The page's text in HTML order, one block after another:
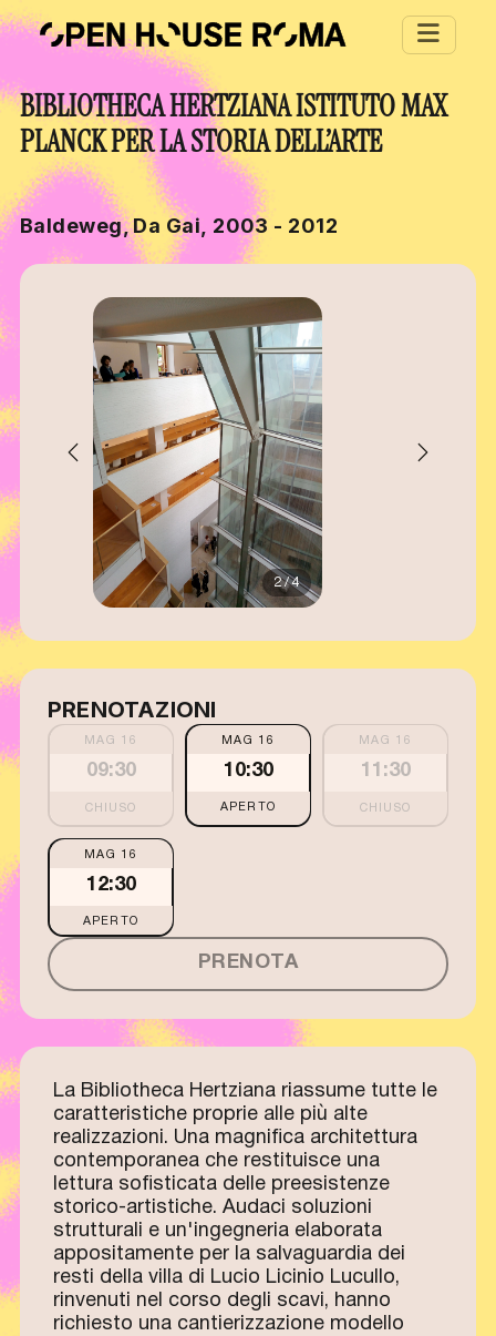
Salta al contenuto principale
BIBLIOTHECA HERTZIANA ISTITUTO MAX
PLANCK PER LA STORIA DELL’ARTE
Baldeweg, Da Gai, 2003 - 2012
2 / 4
PRENOTAZIONI
MAG 16
09:30
MAG 16
10:30
APERTO
MAG 16
11:30
MAG 16
12:30
APERTO
PRENOTA
La Bibliotheca Hertziana riassume tutte le
caratteristiche proprie alle più alte
realizzazioni. Una magnifica architettura
contemporanea che restituisce una
lettura sofisticata delle preesistenze
storico-artistiche. Audaci soluzioni
strutturali e un'ingegneria elaborata
appositamente per la salvaguardia dei
resti della villa di Lucio Licinio Lucullo,
rinvenuti nel corso degli scavi, hanno
richiesto una cantierizzazione modello